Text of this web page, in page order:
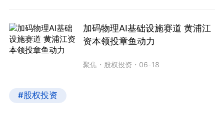
加码物理AI基础设施赛道 黄浦江
资本领投章鱼动力
聚焦 ・ 股权投资 ・ 06-18
#股权投资